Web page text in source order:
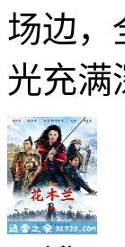
场边，
光充满